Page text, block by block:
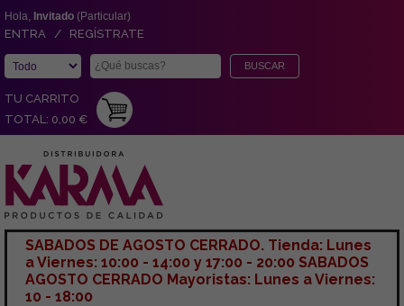
Hola, Invitado (Particular)
ENTRA / REGÍSTRATE
TU CARRITO
TOTAL: 0,00 €
SABADOS DE AGOSTO CERRADO. Tienda: Lunes
a Viernes: 10:00 - 14:00 y 17:00 - 20:00 SABADOS
AGOSTO CERRADO Mayoristas: Lunes a Viernes:
10 - 18:00